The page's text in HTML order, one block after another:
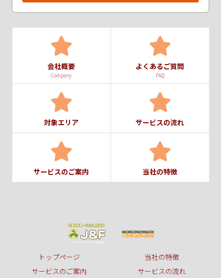
会社概要
Company
よくあるご質問
FAQ
対象エリア サービスの流れ
サービスのご案内 当社の特徴
トップページ
当社の特徴
サービスのご案内
サービスの流れ